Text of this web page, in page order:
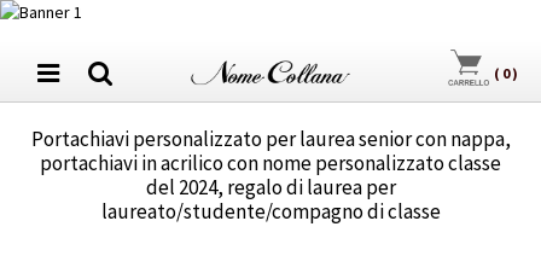
( 0)
Portachiavi personalizzato per laurea senior con nappa,
portachiavi in acrilico con nome personalizzato classe
del 2024, regalo di laurea per
laureato/studente/compagno di classe